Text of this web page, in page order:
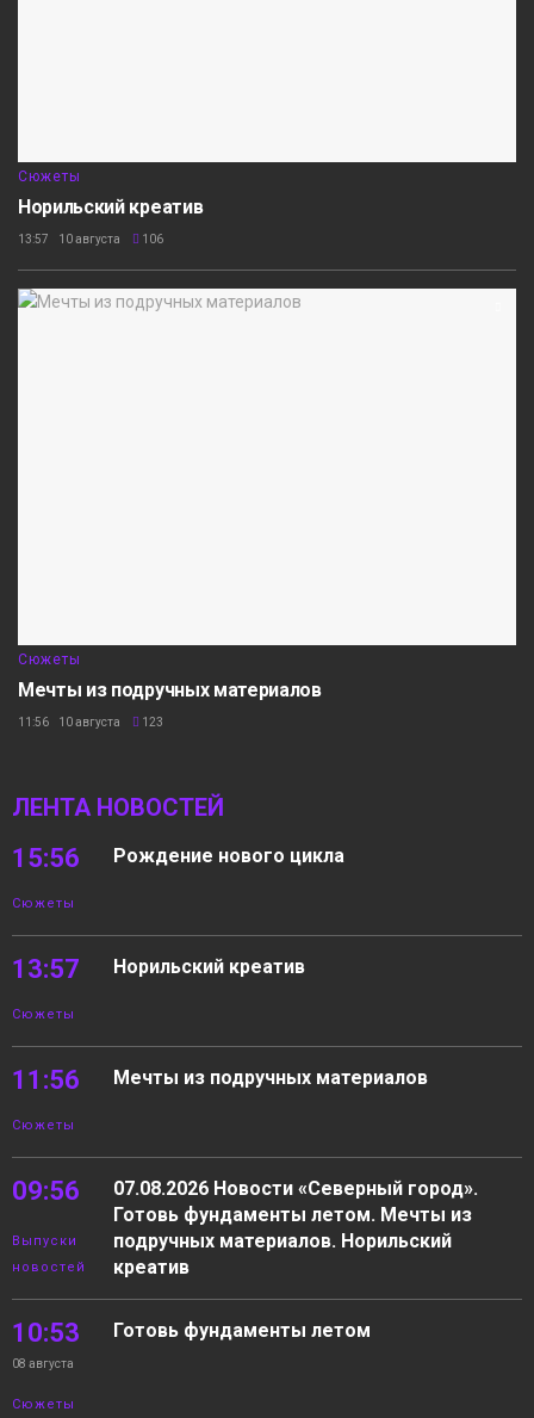
Сюжеты
Норильский креатив
13:57 10 августа 106
Сюжеты
Мечты из подручных материалов
11:56 10 августа 123
ЛЕНТА НОВОСТЕЙ
15:56
Сюжеты
Рождение нового цикла
13:57
Сюжеты
Норильский креатив
11:56
Сюжеты
Мечты из подручных материалов
09:56
Выпуски
новостей
07.08.2026 Новости «Северный город».
Готовь фундаменты летом. Мечты из
подручных материалов. Норильский
креатив
10:53
08 августа
Сюжеты
Готовь фундаменты летом